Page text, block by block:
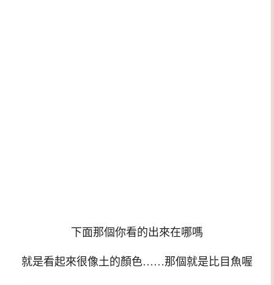
下面那個你看的出來在哪嗎
就是看起來很像土的顏色……那個就是比目魚喔